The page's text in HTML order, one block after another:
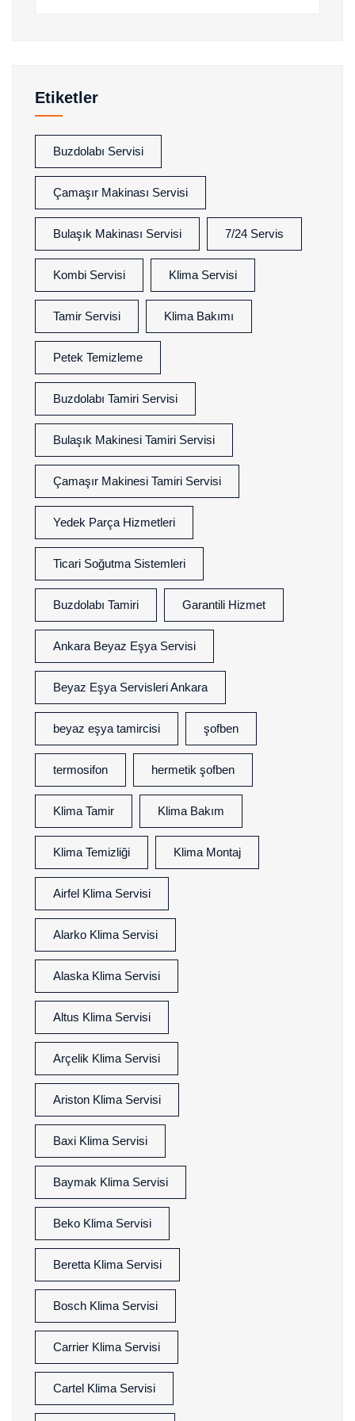
Etiketler
Buzdolabı Servisi
Çamaşır Makinası Servisi
Bulaşık Makinası Servisi 7/24 Servis
Kombi Servisi Klima Servisi
Tamir Servisi Klima Bakımı
Petek Temizleme
Buzdolabı Tamiri Servisi
Bulaşık Makinesi Tamiri Servisi
Çamaşır Makinesi Tamiri Servisi
Yedek Parça Hizmetleri
Ticari Soğutma Sistemleri
Buzdolabı Tamiri Garantili Hizmet
Ankara Beyaz Eşya Servisi
Beyaz Eşya Servisleri Ankara
beyaz eşya tamircisi şofben
termosifon hermetik şofben
Klima Tamir Klima Bakım
Klima Temizliği Klima Montaj
Airfel Klima Servisi
Alarko Klima Servisi
Alaska Klima Servisi
Altus Klima Servisi
Arçelik Klima Servisi
Ariston Klima Servisi
Baxi Klima Servisi
Baymak Klima Servisi
Beko Klima Servisi
Beretta Klima Servisi
Bosch Klima Servisi
Carrier Klima Servisi
Cartel Klima Servisi